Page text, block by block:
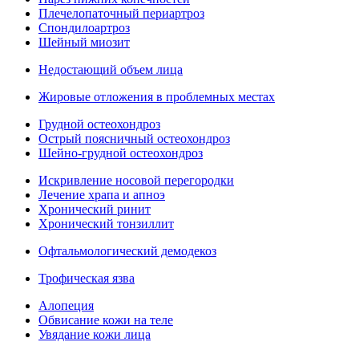
Плечелопаточный периартроз
Спондилоартроз
Шейный миозит
Недостающий объем лица
Жировые отложения в проблемных местах
Грудной остеохондроз
Острый поясничный остеохондроз
Шейно-грудной остеохондроз
Искривление носовой перегородки
Лечение храпа и апноэ
Хронический ринит
Хронический тонзиллит
Офтальмологический демодекоз
Трофическая язва
Алопеция
Обвисание кожи на теле
Увядание кожи лица